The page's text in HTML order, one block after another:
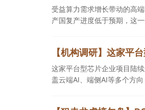
受益算力需求增长带动的高
产国复产进度低于预期，这
价格上行。
这家平台型芯片企业项目陆
盖云端AI、端侧AI等多个方